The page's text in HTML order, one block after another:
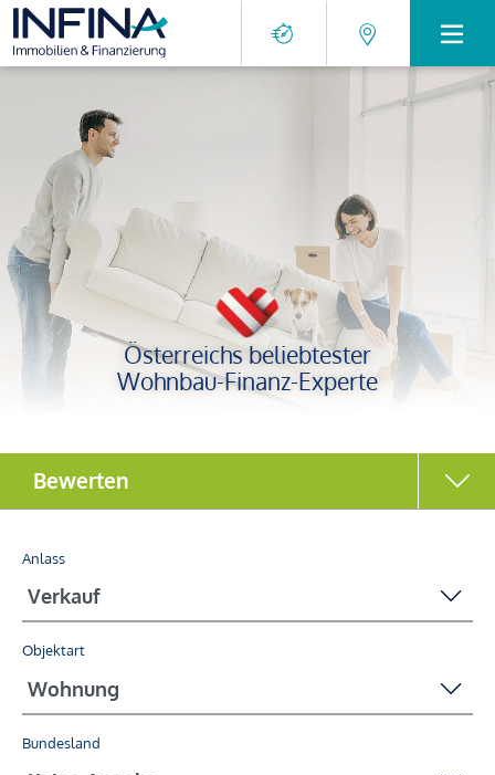
Österreichs beliebtester
Wohnbau-Finanz-Experte
Anlass
Objektart
Bundesland
Bewerten